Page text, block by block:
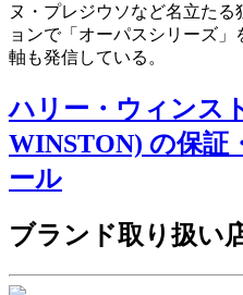
ヌ・プレジウソなど名立た
ョンで「オーパスシリーズ
軸も発信している。
ハリー・ウィンス
WINSTON) の保証
ール
ブランド取り扱い